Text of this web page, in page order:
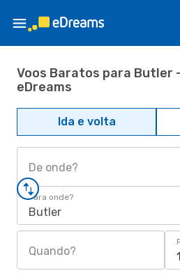
Voos Baratos para Butler
eDreams
Ida e volta
De onde?
Para onde?
Butler
Quando?